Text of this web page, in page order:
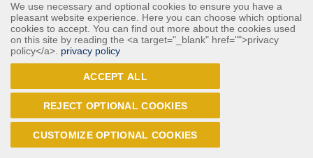
Tālrunis: + 371 67 803 700
E-pasts: info@intrac.lv
КОНТАКТЫ
We use necessary and optional cookies to ensure you have a
pleasant website experience. Here you can choose which optional
cookies to accept. You can find out more about the cookies used
on this site by reading the <a target="_blank" href="">privacy
policy</a>. privacy policy
ACCEPT ALL
REJECT OPTIONAL COOKIES
CUSTOMIZE OPTIONAL COOKIES